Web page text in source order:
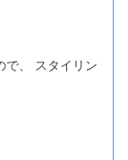
で、 スタイリン